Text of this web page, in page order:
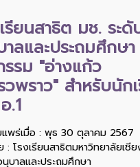
รียนสาธิต มช. ระดั
ลและประถมศึกษ
รม "อ่างแก้ว
พราว" สำหรับนัก
.1
แพร่เมื่อ : พุธ 30 ตุลาคม 2567
: โรงเรียนสาธิตมหาวิทยาลัยเชีย
บาลและประถมศึกษา